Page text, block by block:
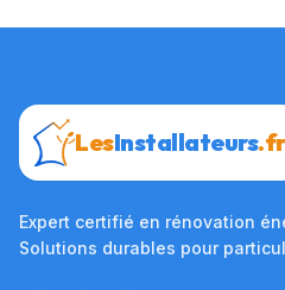
LesInstallateurs.fr
Expert certifié en rénovation
Solutions durables pour